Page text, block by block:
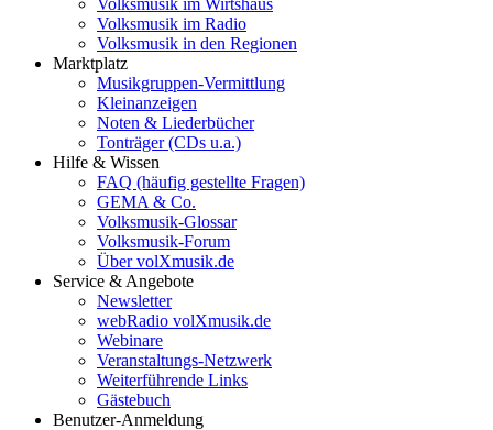
Volksmusik im Wirtshaus
Volksmusik im Radio
Volksmusik in den Regionen
Marktplatz
Musikgruppen-Vermittlung
Kleinanzeigen
Noten & Liederbücher
Tonträger (CDs u.a.)
Hilfe & Wissen
FAQ (häufig gestellte Fragen)
GEMA & Co.
Volksmusik-Glossar
Volksmusik-Forum
Über volXmusik.de
Service & Angebote
Newsletter
webRadio volXmusik.de
Webinare
Veranstaltungs-Netzwerk
Weiterführende Links
Gästebuch
Benutzer-Anmeldung